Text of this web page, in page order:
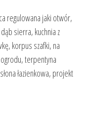
regulowana jaki otwór,
sierra, kuchnia z
korpus szafki, na
terpentyna
łazienkowa, projekt